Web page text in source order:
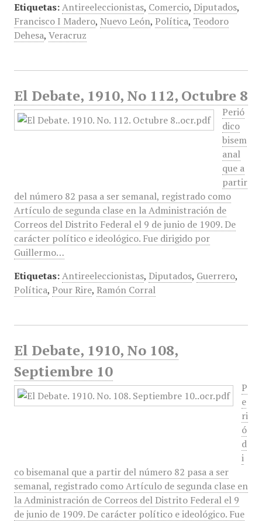
Etiquetas: Antireeleccionistas, Comercio, Diputados,
Francisco I Madero, Nuevo León, Política, Teodoro
Dehesa, Veracruz
El Debate, 1910, No 112, Octubre 8
Perió
dico
bisem
anal
que a
partir
del número 82 pasa a ser semanal, registrado como
Artículo de segunda clase en la Administración de
Correos del Distrito Federal el 9 de junio de 1909. De
carácter político e ideológico. Fue dirigido por
Guillermo…
Etiquetas: Antireeleccionistas, Diputados, Guerrero,
Política, Pour Rire, Ramón Corral
El Debate, 1910, No 108,
Septiembre 10
P
e
ri
ó
d
i
co bisemanal que a partir del número 82 pasa a ser
semanal, registrado como Artículo de segunda clase en
la Administración de Correos del Distrito Federal el 9
de junio de 1909. De carácter político e ideológico. Fue